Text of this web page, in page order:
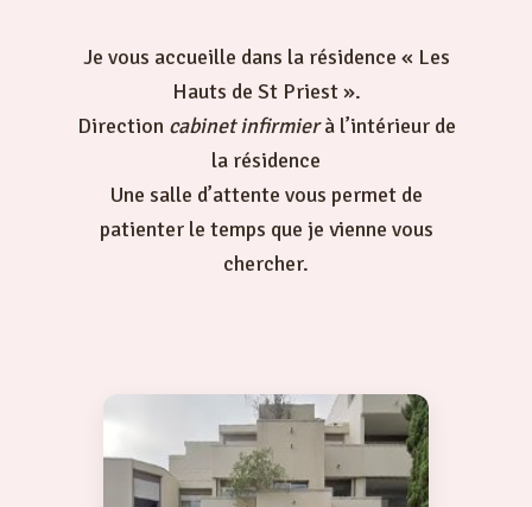
Je vous accueille dans la résidence « Les
Hauts de St Priest ».
Direction cabinet infirmierà l’intérieur de
la résidence
Une salle d’attente vous permet de
patienter le temps que je vienne vous
chercher.